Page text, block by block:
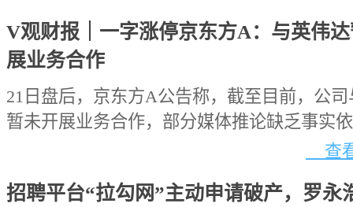
V观财报｜一字涨停京东方A：与英伟
展业务合作
21日盘后，京东方A公告称，截至目前，公
暂未开展业务合作，部分媒体推论缺乏事实
查
招聘平台“拉勾网”主动申请破产，罗永